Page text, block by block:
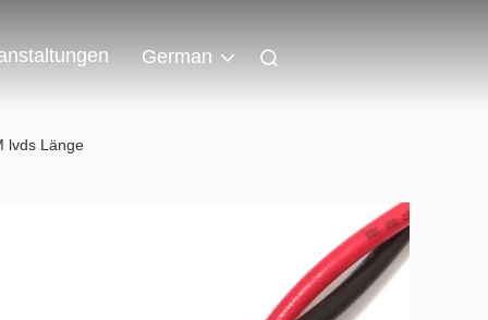
German
lvds Länge